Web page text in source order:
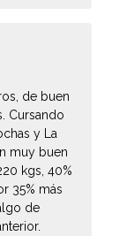
de buen
Cursando
y La
muy buen
kgs, 40%
35% más
de